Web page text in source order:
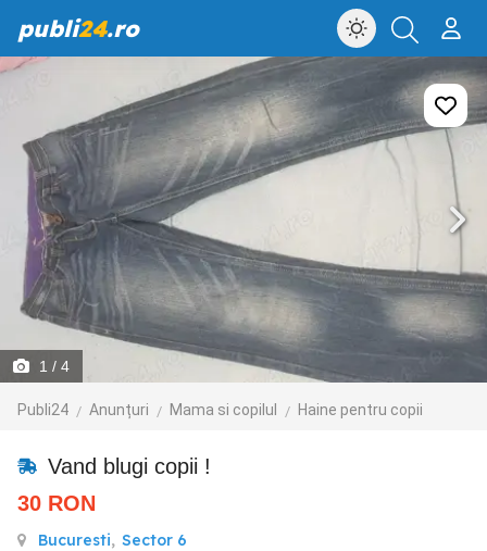
publi24.ro
1 / 4
Publi24 Anunțuri Mama si copilul Haine pentru copii
Vand blugi copii !
30 RON
Bucuresti, Sector 6